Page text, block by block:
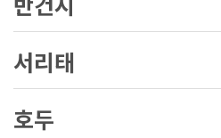
서리태
호두